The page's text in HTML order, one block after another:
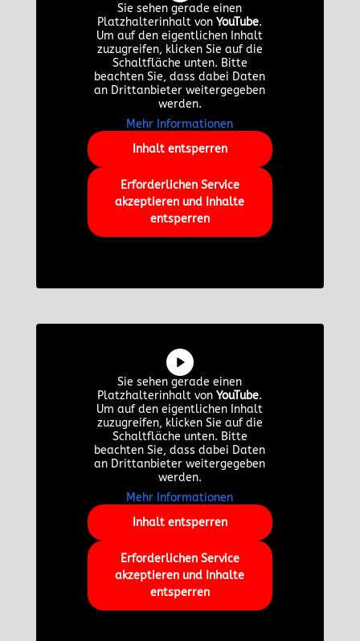
Sie sehen gerade einen
Platzhalterinhalt vonYouTube.
Um auf den eigentlichen Inhalt
zuzugreifen, klicken Sie auf die
Schaltfläche unten. Bitte
beachten Sie, dass dabei Daten
an Drittanbieter weitergegeben
werden.
Mehr Informationen
Inhalt entsperren
Erforderlichen Service
akzeptieren und Inhalte
entsperren
Sie sehen gerade einen
Platzhalterinhalt vonYouTube.
Um auf den eigentlichen Inhalt
zuzugreifen, klicken Sie auf die
Schaltfläche unten. Bitte
beachten Sie, dass dabei Daten
an Drittanbieter weitergegeben
werden.
Mehr Informationen
Inhalt entsperren
Erforderlichen Service
akzeptieren und Inhalte
entsperren